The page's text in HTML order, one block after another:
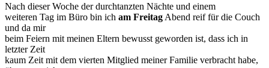
Nach dieser Woche der durchtanzten Nächte und einem
weiteren Tag im Büro bin ich am Freitag Abend reif für die Couch
und da mir
beim Feiern mit meinen Eltern bewusst geworden ist, dass ich in
letzter Zeit
kaum Zeit mit dem vierten Mitglied meiner Familie verbracht habe,